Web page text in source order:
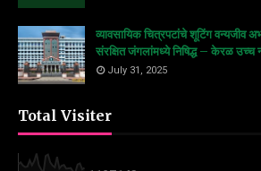
व्यावसायिक चित्रपटांचे शूटिंग वन्यजीव
संरक्षित जंगलांमध्ये निषिद्ध – केरळ उच्च
July 31, 2025
Total Visiter